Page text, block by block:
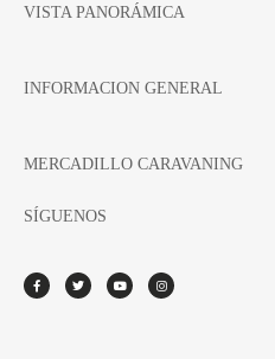
VISTA PANORÁMICA
INFORMACION GENERAL
MERCADILLO CARAVANING
SÍGUENOS